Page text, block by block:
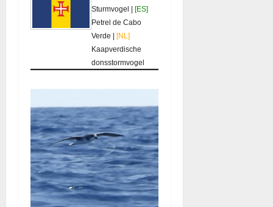
Sturmvogel | [ES]
Petrel de Cabo
Verde | [NL]
Kaapverdische
donsstormvogel